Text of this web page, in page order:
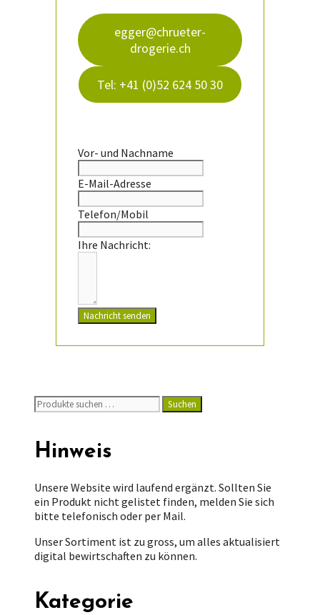
egger@chrueter-
drogerie.ch
Tel: +41 (0)52 624 50 30
Vor- und Nachname
E-Mail-Adresse
Telefon/Mobil
Ihre Nachricht:
Nachricht senden
Suchen
nach:
Suchen
Hinweis
Unsere Website wird laufend ergänzt. Sollten Sie
ein Produkt nicht gelistet finden, melden Sie sich
bitte telefonisch oder per Mail.
Unser Sortiment ist zu gross, um alles aktualisiert
digital bewirtschaften zu können.
Kategorie